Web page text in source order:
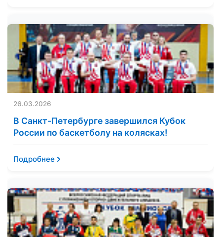
26.03.2026
В Санкт-Петербурге завершился Кубок
России по баскетболу на колясках!
Подробнее